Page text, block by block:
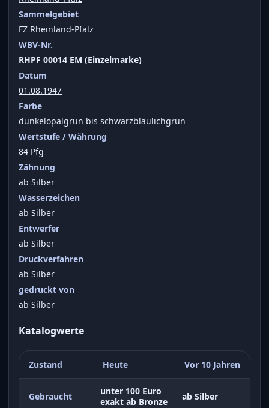
Sammelgebiet
FZ Rheinland-Pfalz
WBV-Nr.
RHPF 00014 EM (Einzelmarke)
Datum
01.08.1947
Farbe
dunkelopalgrün bis schwarzbläulichgrün
Wertstufe / Währung
84 Pfg
Zähnung
ab Silber
Wasserzeichen
ab Silber
Entwerfer
ab Silber
Druckverfahren
ab Silber
gedruckt von
ab Silber
Katalogwerte
Zustand Heute Vor 10 Jahren
Gebraucht
unter 100 Euro
exakt ab Bronze
ab Silber